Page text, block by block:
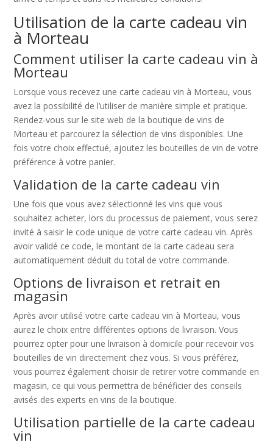
Utilisation de la carte cadeau vin
à Morteau
Comment utiliser la carte cadeau vin à
Morteau
Lorsque vous recevez une carte cadeau vin à Morteau, vous
avez la possibilité de l’utiliser de manière simple et pratique.
Rendez-vous sur le site web de la boutique de vins de
Morteau et parcourez la sélection de vins disponibles. Une
fois votre choix effectué, ajoutez les bouteilles de vin de votre
préférence à votre panier.
Validation de la carte cadeau vin
Une fois que vous avez sélectionné les vins que vous
souhaitez acheter, lors du processus de paiement, vous serez
invité à saisir le code unique de votre carte cadeau vin. Après
avoir validé ce code, le montant de la carte cadeau sera
automatiquement déduit du total de votre commande.
Options de livraison et retrait en
magasin
Après avoir utilisé votre carte cadeau vin à Morteau, vous
aurez le choix entre différentes options de livraison. Vous
pourrez opter pour une livraison à domicile pour recevoir vos
bouteilles de vin directement chez vous. Si vous préférez,
vous pourrez également choisir de retirer votre commande en
magasin, ce qui vous permettra de bénéficier des conseils
avisés des experts en vins de la boutique.
Utilisation partielle de la carte cadeau
vin